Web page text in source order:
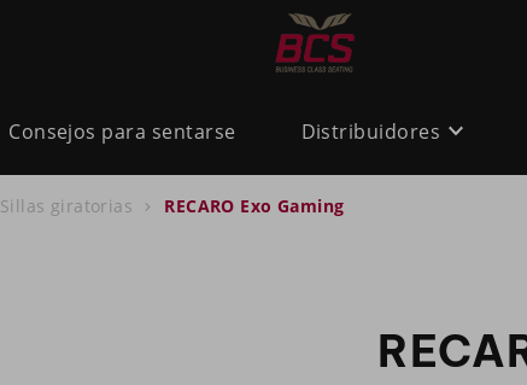
Consejos para sentarse Distribuidores
Sillas giratorias RECARO Exo Gaming